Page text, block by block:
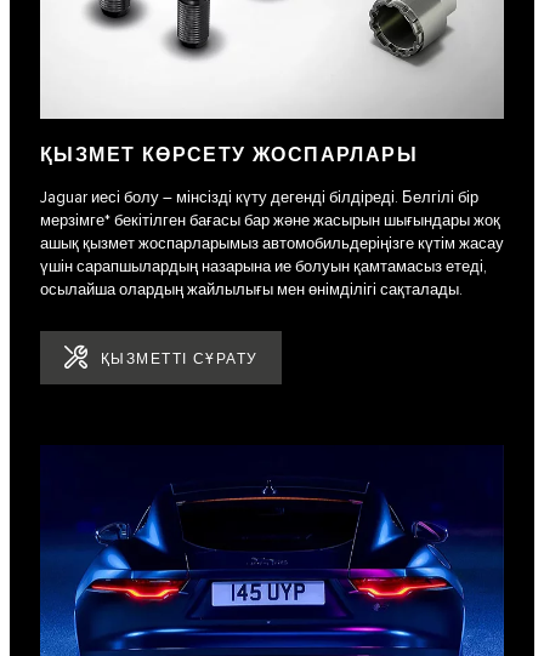
ҚЫЗМЕТ КӨРСЕТУ ЖОСПАРЛАРЫ
Jaguar иесі болу – мінсізді күту дегенді білдіреді. Белгілі бір
мерзімге* бекітілген бағасы бар және жасырын шығындары жоқ
ашық қызмет жоспарларымыз автомобильдеріңізге күтім жасау
үшін сарапшылардың назарына ие болуын қамтамасыз етеді,
осылайша олардың жайлылығы мен өнімділігі сақталады.
ҚЫЗМЕТТІ СҰРАТУ